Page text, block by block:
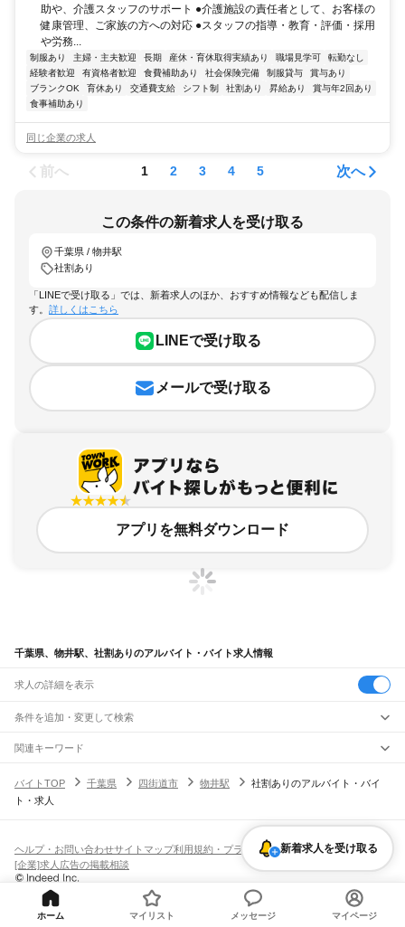
助や、介護スタッフのサポート ●介護施設の責任者として、お客様の
健康管理、ご家族の方への対応 ●スタッフの指導・教育・評価・採用
や労務...
制服あり 主婦・主夫歓迎 長期 産休・育休取得実績あり 職場見学可
転勤なし
経験者歓迎
有資格者歓迎 食費補助あり 社会保険完備 制服貸与
賞与あり
ブランクOK
育休あり 交通費支給 シフト制 社割あり 昇給あり
賞与年2回あり
食事補助あり
同じ企業の求人
前へ 1 2 3 4 5 次へ
この条件の新着求人を受け取る
千葉県 / 物井駅
社割あり
「LINEで受け取る」では、新着求人のほか、おすすめ情報なども配信しま
す。 詳しくはこちら
LINEで受け取る
メールで受け取る
アプリを無料ダウンロード
千葉県、物井駅、社割ありのアルバイト・バイト求人情報
求人の詳細を表示
条件を追加・変更して検索
市区町村を追加・変更
千葉県すべて
千葉市
野田市 茂原市
旭市習志野市柏市勝浦市市原市流山市八千代市 我孫子市鴨川市鎌ケ谷市
君津市富津市浦安市 印西市白井市富里市南房総市
匝瑳市香取市
安房郡
駅を追加・変更
船橋法典駅西船橋駅
JR中央・総武線
市川駅本八幡駅下総中山駅 東船橋駅
新検見川駅
JR総武本線
市川駅船橋駅 稲毛駅千葉駅 都賀駅 四街道駅 佐倉駅
職種を追加・変更
飲食・フードサービスすべて
ホールスタッフキッチンスタッフ 皿洗い・洗い場精肉・鮮魚加工
パン屋（ベーカリー）
飲食店補助（開店・閉店準備）
飲食店（店長・マネージャー）
営業・販売
営業・販売
人気
日払いOK高校生歓迎
ピアスOK
オープニングスタッフ
留学生・外国人活躍中
勤務期間
期間限定（春夏冬休み等）
雇用形態を追加・変更
アルバイト・パート
正社員
都道府県を変更
関連キーワード
バイトTOP
千葉県 四街道市 物井駅
社割ありのアルバイト・バイ
ト・求人
新着求人を受け取る
ヘルプ・お問い合わせサイトマップ利用規約・プライバシーポリシー
[企業]求人広告の掲載相談
ホーム マイリスト メッセージ マイページ